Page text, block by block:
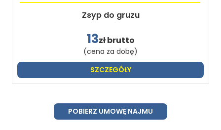
Zsyp do gruzu
13zł brutto
(cena za dobę)
SZCZEGÓŁY
POBIERZ UMOWĘ NAJMU